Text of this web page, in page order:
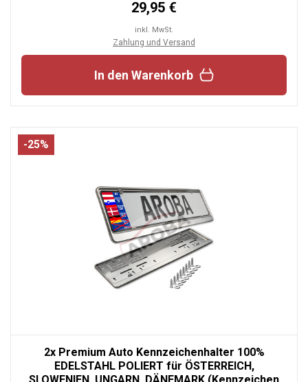
29,95 €
inkl. MwSt.
Zahlung und Versand
In den Warenkorb
-25%
2x Premium Auto Kennzeichenhalter 100%
EDELSTAHL POLIERT für ÖSTERREICH,